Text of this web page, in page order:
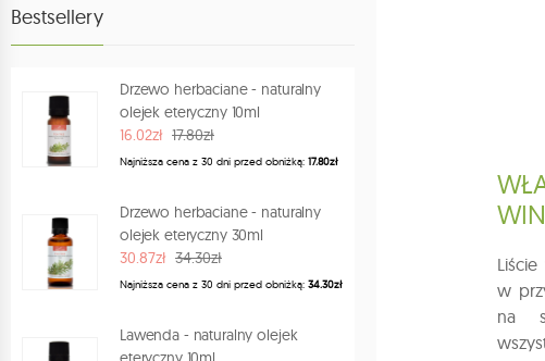
w
na
AKCESORIA ZAPACHOWE
HERBATY
SPRAYE ZAPACHOWE DO WNĘTRZ
KSIĄŻKI
POMYSŁY NA PREZENT
PROGRAM LOJALNOŚCIOWY
Bestsellery
Drzewo herbaciane - naturalny
olejek eteryczny 10ml
16.02zł 17.80zł
Najniższa cena z 30 dni przed obniżką: 17.80zł
Drzewo herbaciane - naturalny
olejek eteryczny 30ml
30.87zł 34.30zł
Najniższa cena z 30 dni przed obniżką: 34.30zł
Lawenda - naturalny olejek